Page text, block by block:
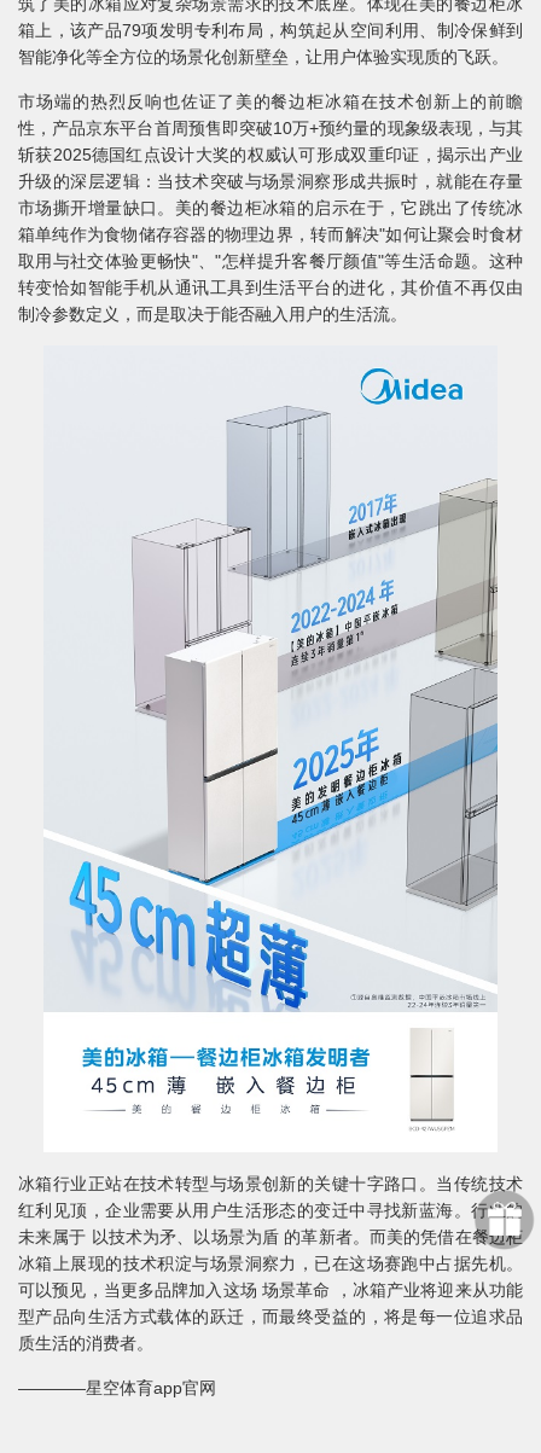
箱上，该产品79项发明专利布局，构筑起从空间利用、制冷保鲜到
智能净化等全方位的场景化创新壁垒，让用户体验实现质的飞跃。
市场端的热烈反响也佐证了美的餐边柜冰箱在技术创新上的前瞻
性，产品京东平台首周预售即突破10万+预约量的现象级表现，与其
斩获2025德国红点设计大奖的权威认可形成双重印证，揭示出产业
升级的深层逻辑：当技术突破与场景洞察形成共振时，就能在存量
市场撕开增量缺口。美的餐边柜冰箱的启示在于，它跳出了传统冰
箱单纯作为食物储存容器的物理边界，转而解决"如何让聚会时食材
取用与社交体验更畅快"、"怎样提升客餐厅颜值"等生活命题。这种
转变恰如智能手机从通讯工具到生活平台的进化，其价值不再仅由
制冷参数定义，而是取决于能否融入用户的生活流。
冰箱行业正站在技术转型与场景创新的关键十字路口。当传统技术
红利见顶，企业需要从用户生活形态的变迁中寻找新蓝海。行业的
未来属于 以技术为矛、以场景为盾 的革新者。而美的凭借在餐边柜
冰箱上展现的技术积淀与场景洞察力，已在这场赛跑中占据先机。
可以预见，当更多品牌加入这场 场景革命 ，冰箱产业将迎来从功能
型产品向生活方式载体的跃迁，而最终受益的，将是每一位追求品
质生活的消费者。
————星空体育app官网